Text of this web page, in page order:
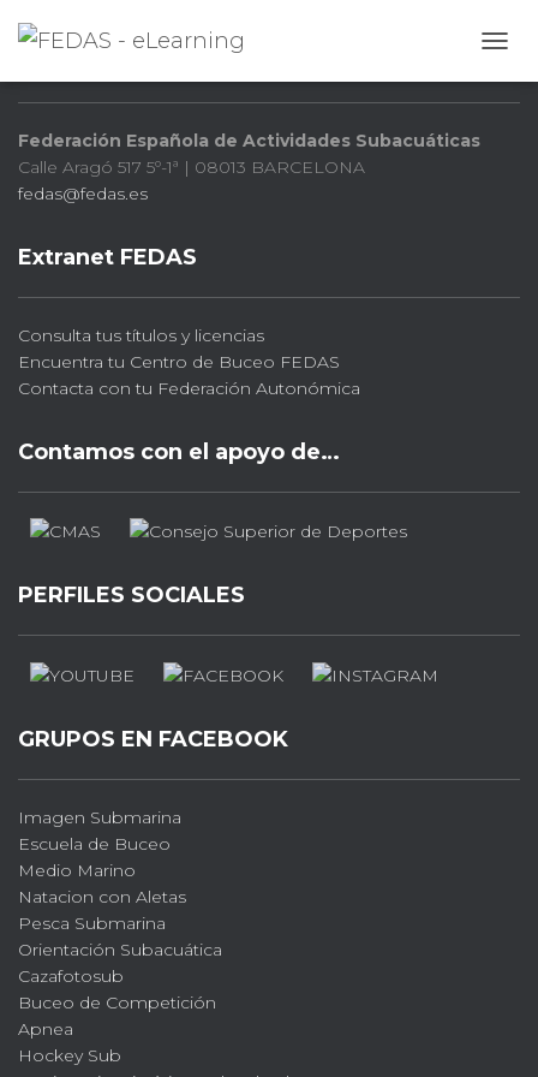
Federación Española de Actividades Subacuáticas
Calle Aragó 517 5º-1ª | 08013 BARCELONA
fedas@fedas.es
Extranet FEDAS
Consulta tus títulos y licencias
Encuentra tu Centro de Buceo FEDAS
Contacta con tu Federación Autonómica
Contamos con el apoyo de…
PERFILES SOCIALES
GRUPOS EN FACEBOOK
Imagen Submarina
Escuela de Buceo
Medio Marino
Natacion con Aletas
Pesca Submarina
Orientación Subacuática
Cazafotosub
Buceo de Competición
Apnea
Hockey Sub